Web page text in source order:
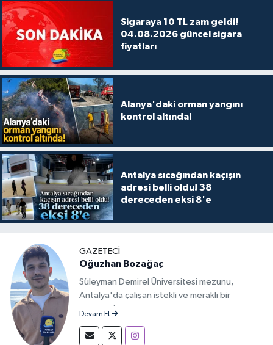
Sigaraya 10 TL zam geldi!
04.08.2026 güncel sigara
fiyatları
Alanya'daki orman yangını
kontrol altında!
Antalya sıcağından kaçışın
adresi belli oldu! 38
dereceden eksi 8'e
GAZETECİ
Oğuzhan Bozağaç
Süleyman Demirel Üniversitesi mezunu,
Antalya'da çalışan istekli ve meraklı bir
gazeteci.
Devam Et